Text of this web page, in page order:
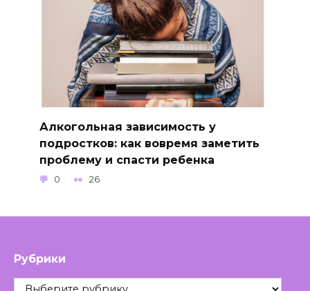
Алкогольная зависимость у
подростков: как вовремя заметить
проблему и спасти ребенка
0 26
Рубрики
Рубрики